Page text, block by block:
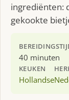
ingrediënten:
gekookte
40 minuten
KEUKEN
Hollandse